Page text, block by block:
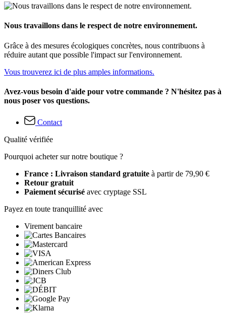
Nous travaillons dans le respect de notre environnement.
Grâce à des mesures écologiques concrètes, nous contribuons à
réduire autant que possible l'impact sur l'environnement.
Vous trouverez ici de plus amples informations.
Avez-vous besoin d'aide pour votre commande ? N'hésitez pas à
nous poser vos questions.
Contact
Qualité vérifiée
Pourquoi acheter sur notre boutique ?
France : Livraison standard gratuite à partir de 79,90 €
Retour gratuit
Paiement sécurisé avec cryptage SSL
Payez en toute tranquillité avec
Virement bancaire